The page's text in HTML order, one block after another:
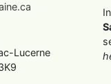
Lucerne